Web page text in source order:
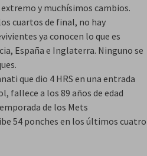
y muchísimos cambios.
cuartos de final, no hay
ya conocen lo que es
España e Inglaterra. Ninguno se
que dio 4 HRS en una entrada
fallece a los 89 años de edad
de los Mets
54 ponches en los últimos cuatro